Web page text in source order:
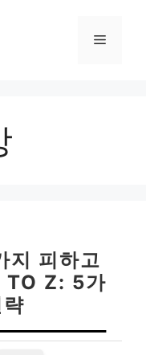
메
지 피하고
TO Z: 5가